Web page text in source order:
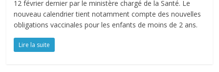
12 février dernier par le ministère chargé de la Santé. Le
nouveau calendrier tient notamment compte des nouvelles
obligations vaccinales pour les enfants de moins de 2 ans.
Lire la suite